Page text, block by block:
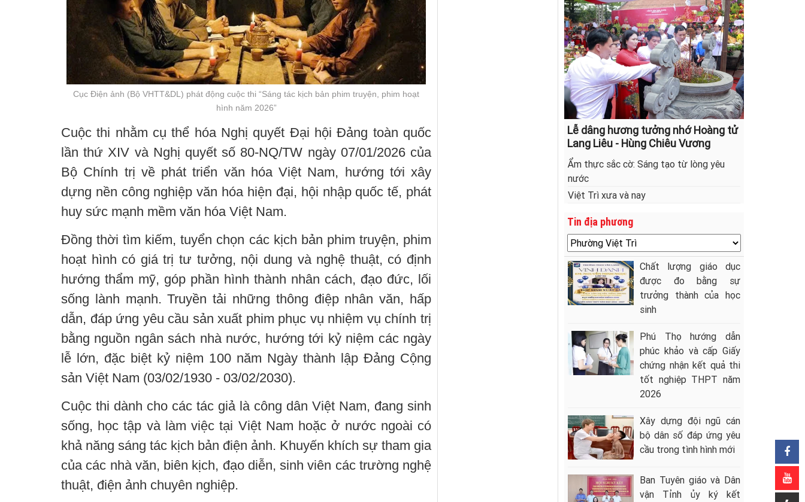
Cục Điện ảnh (Bộ VHTT&DL) phát động cuộc thi “Sáng tác kịch bản phim truyện, phim hoạt
hình năm 2026”
Cuộc thi nhằm cụ thể hóa Nghị quyết Đại hội Đảng toàn quốc
lần thứ XIV và Nghị quyết số 80-NQ/TW ngày 07/01/2026 của
Bộ Chính trị về phát triển văn hóa Việt Nam, hướng tới xây
dựng nền công nghiệp văn hóa hiện đại, hội nhập quốc tế, phát
huy sức mạnh mềm văn hóa Việt Nam.
Đồng thời tìm kiếm, tuyển chọn các kịch bản phim truyện, phim
hoạt hình có giá trị tư tưởng, nội dung và nghệ thuật, có định
hướng thẩm mỹ, góp phần hình thành nhân cách, đạo đức, lối
sống lành mạnh. Truyền tải những thông điệp nhân văn, hấp
dẫn, đáp ứng yêu cầu sản xuất phim phục vụ nhiệm vụ chính trị
bằng nguồn ngân sách nhà nước, hướng tới kỷ niệm các ngày
lễ lớn, đặc biệt kỷ niệm 100 năm Ngày thành lập Đảng Cộng
sản Việt Nam (03/02/1930 - 03/02/2030).
Cuộc thi dành cho các tác giả là công dân Việt Nam, đang sinh
sống, học tập và làm việc tại Việt Nam hoặc ở nước ngoài có
khả năng sáng tác kịch bản điện ảnh. Khuyến khích sự tham gia
của các nhà văn, biên kịch, đạo diễn, sinh viên các trường nghệ
thuật, điện ảnh chuyên nghiệp.
Lễ dâng hương tưởng nhớ Hoàng tử
Lang Liêu - Hùng Chiêu Vương
Ẩm thực sắc cờ: Sáng tạo từ lòng yêu
nước
Việt Trì xưa và nay
Tin địa phương
Chất lượng giáo dục
được đo bằng sự
trưởng thành của học
sinh
Phú Thọ hướng dẫn
phúc khảo và cấp Giấy
chứng nhận kết quả thi
tốt nghiệp THPT năm
2026
Xây dựng đội ngũ cán
bộ dân số đáp ứng yêu
cầu trong tình hình mới
Ban Tuyên giáo và Dân
vận Tỉnh ủy ký kết